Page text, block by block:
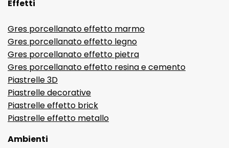
Effetti
Gres porcellanato effetto marmo
Gres porcellanato effetto legno
Gres porcellanato effetto pietra
Gres porcellanato effetto resina e cemento
Piastrelle 3D
Piastrelle decorative
Piastrelle effetto brick
Piastrelle effetto metallo
Ambienti